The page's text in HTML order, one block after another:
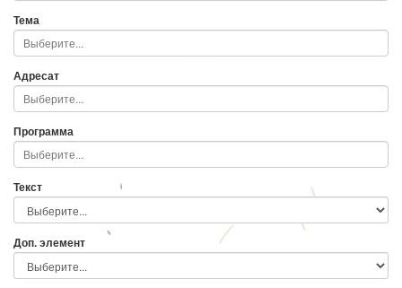
Тема
Адресат
Программа
Текст
Доп. элемент